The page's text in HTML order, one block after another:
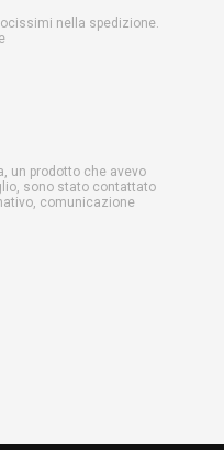
nella spedizione.
un prodotto che avevo
sono stato contattato
comunicazione